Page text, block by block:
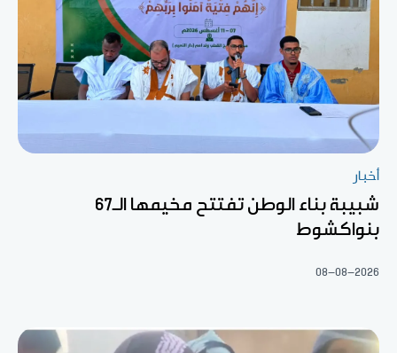
أخبار
شبيبة بناء الوطن تفتتح مخيمها الـ67
بنواكشوط
08-08-2026